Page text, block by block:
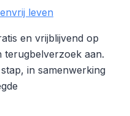
leven
en vrijblijvend op
terugbelverzoek aan.
in samenwerking